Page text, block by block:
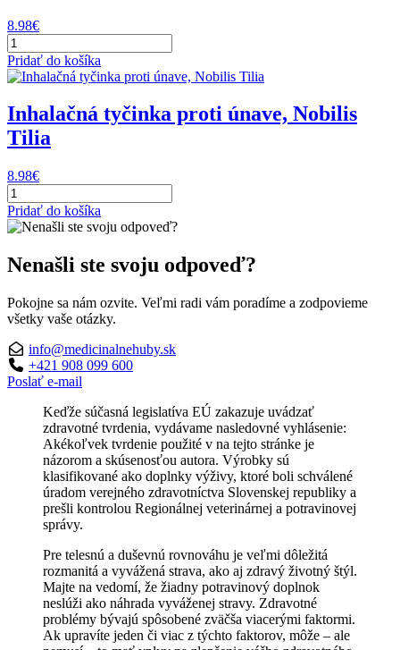
Annabis
8.98€
množstvo
Inhalačná
tyčinka
stresu,
Nobilis
Tilia
Pridať do košíka
Inhalačná tyčinka proti únave, Nobilis
Tilia
8.98€
množstvo
Inhalačná
tyčinka
únave,
Nobilis
Pridať do košíka
Nenašli ste svoju odpoveď?
Pokojne sa nám ozvite. Veľmi radi vám poradíme a zodpovieme
všetky vaše otázky.
info@medicinalnehuby.sk
+421 908 099 600
Poslať e-mail
Keďže súčasná legislatíva EÚ zakazuje uvádzať
zdravotné tvrdenia, vydávame nasledovné vyhlásenie:
Akékoľvek tvrdenie použité v na tejto stránke je
názorom a skúsenosťou autora. Výrobky sú
klasifikované ako doplnky výživy, ktoré boli schválené
úradom verejného zdravotníctva Slovenskej republiky a
prešli kontrolou Regionálnej veterinárnej a potravinovej
správy.
Pre telesnú a duševnú rovnováhu je veľmi dôležitá
rozmanitá a vyvážená strava, ako aj zdravý životný štýl.
Majte na vedomí, že žiadny potravinový doplnok
neslúži ako náhrada vyváženej stravy. Zdravotné
problémy bývajú spôsobené zväčša viacerými faktormi.
Ak upravíte jeden či viac z týchto faktorov, môže – ale